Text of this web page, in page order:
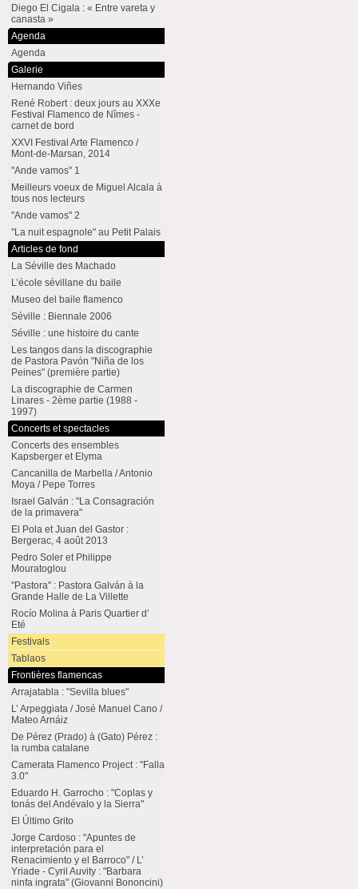
Diego El Cigala : « Entre vareta y
canasta »
Agenda
Agenda
Galerie
Hernando Viñes
René Robert : deux jours au XXXe
Festival Flamenco de Nîmes -
carnet de bord
XXVI Festival Arte Flamenco /
Mont-de-Marsan, 2014
"Ande vamos" 1
Meilleurs voeux de Miguel Alcala à
tous nos lecteurs
"Ande vamos" 2
"La nuit espagnole" au Petit Palais
Articles de fond
La Séville des Machado
L’école sévillane du baile
Museo del baile flamenco
Séville : Biennale 2006
Séville : une histoire du cante
Les tangos dans la discographie
de Pastora Pavón "Niña de los
Peines" (première partie)
La discographie de Carmen
Linares - 2ème partie (1988 -
1997)
Concerts et spectacles
Concerts des ensembles
Kapsberger et Elyma
Cancanilla de Marbella / Antonio
Moya / Pepe Torres
Israel Galván : "La Consagración
de la primavera"
El Pola et Juan del Gastor :
Bergerac, 4 août 2013
Pedro Soler et Philippe
Mouratoglou
"Pastora" : Pastora Galván à la
Grande Halle de La Villette
Rocío Molina à Paris Quartier d’
Eté
Festivals
Tablaos
Frontières flamencas
Arrajatabla : "Sevilla blues"
L’ Arpeggiata / José Manuel Cano /
Mateo Arnáiz
De Pérez (Prado) à (Gato) Pérez :
la rumba catalane
Camerata Flamenco Project : "Falla
3.0"
Eduardo H. Garrocho : "Coplas y
tonás del Andévalo y la Sierra"
El Último Grito
Jorge Cardoso : "Apuntes de
interpretación para el
Renacimiento y el Barroco" / L’
Yriade - Cyril Auvity : "Barbara
ninfa ingrata" (Giovanni Bononcini)